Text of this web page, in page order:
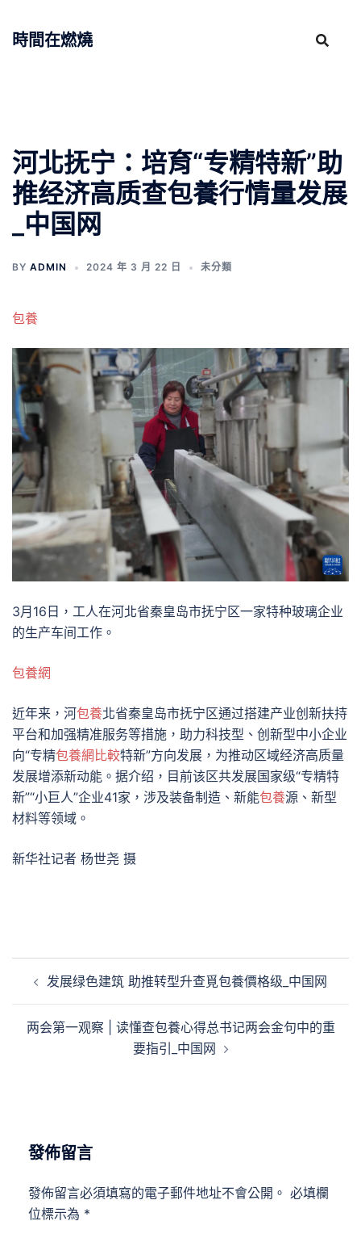
時間在燃燒
河北抚宁：培育“专精特新”助
推经济高质查包養行情量发展
_中国网
BY ADMIN 2024 年 3 月 22 日 未分類
包養
3月16日，工人在河北省秦皇岛市抚宁区一家特种玻璃企业
的生产车间工作。
包養網
近年来，河包養北省秦皇岛市抚宁区通过搭建产业创新扶持
平台和加强精准服务等措施，助力科技型、创新型中小企业
向“专精包養網比較特新”方向发展，为推动区域经济高质量
发展增添新动能。据介绍，目前该区共发展国家级“专精特
新”“小巨人”企业41家，涉及装备制造、新能包養源、新型
材料等领域。
新华社记者 杨世尧 摄
覽
发展绿色建筑 助推转型升查覓包養價格级_中国网
两会第一观察 | 读懂查包養心得总书记两会金句中的重
要指引_中国网
發佈留言
發佈留言必須填寫的電子郵件地址不會公開。 必填欄
位標示為 *